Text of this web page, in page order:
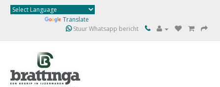
Translate
Stuur Whatsapp bericht